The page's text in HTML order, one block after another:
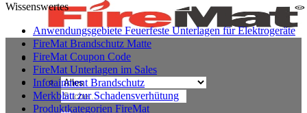
Suchen
nach:
Wissenswertes
Anwendungsgebiete Feuerfeste Unterlagen für Elektrogeräte
FireMat Brandschutz Matte
FireMat Coupon Code
FireMat Unterlagen im Sales
Infotainment Brandschutz
Merkblatt zur Schadensverhütung
Produktkategorien FireMat